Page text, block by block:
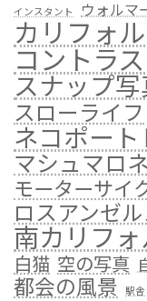
インスタント ウォルマ
カリフォ
コントラ
スナップ写
スローライフ
ネコポート
マシュマロ
モーターサイ
ロスアンゼル
南カリフ
白猫 空の写真
都会の風景 駅舎